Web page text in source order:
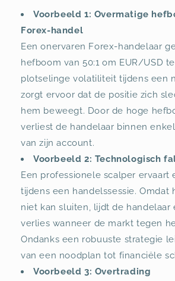
Voorbeeld 1: Overmatige
Forex-handel
Een onervaren Forex-handelaar
hefboom van 50:1 om EUR/USD
plotselinge volatiliteit tijdens een
zorgt ervoor dat de positie zich
hem beweegt. Door de hoge
verliest de handelaar binnen
van zijn account.
Voorbeeld 2: Technologisch
Een professionele scalper ervaart
tijdens een handelssessie. Omdat
niet kan sluiten, lijdt de handelaar
verlies wanneer de markt tegen
Ondanks een robuuste strategie
van een noodplan tot financiële
Voorbeeld 3: Overtrading